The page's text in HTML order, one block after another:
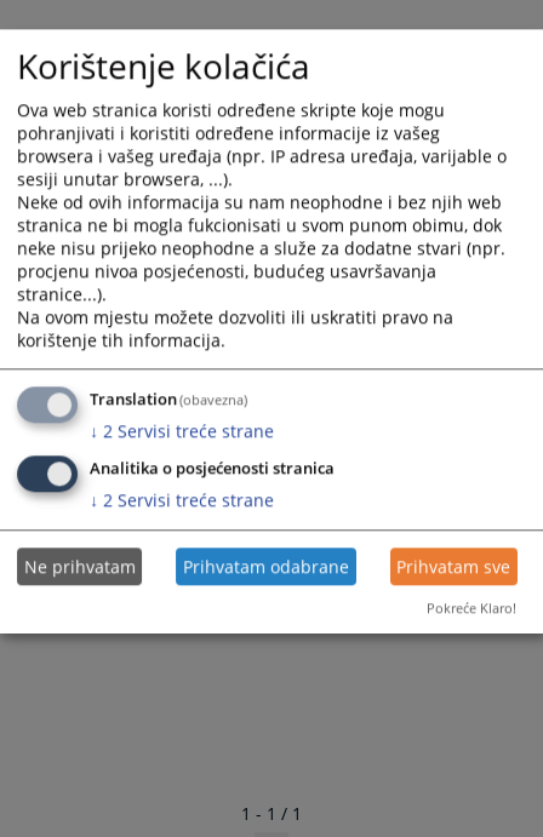
1 - 1 / 1
Korištenje kolačića
Ova web stranica koristi određene skripte koje mogu
pohranjivati i koristiti određene informacije iz vašeg
browsera i vašeg uređaja (npr. IP adresa uređaja, varijable o
sesiji unutar browsera, ...).
Neke od ovih informacija su nam neophodne i bez njih web
stranica ne bi mogla fukcionisati u svom punom obimu, dok
neke nisu prijeko neophodne a služe za dodatne stvari (npr.
procjenu nivoa posjećenosti, budućeg usavršavanja
stranice...).
Na ovom mjestu možete dozvoliti ili uskratiti pravo na
korištenje tih informacija.
Translation(obavezna)
↓ 2 Servisi treće strane
Analitika o posjećenosti stranica
↓ 2 Servisi treće strane
Ne prihvatam Prihvatam odabrane Prihvatam sve
Pokreće Klaro!